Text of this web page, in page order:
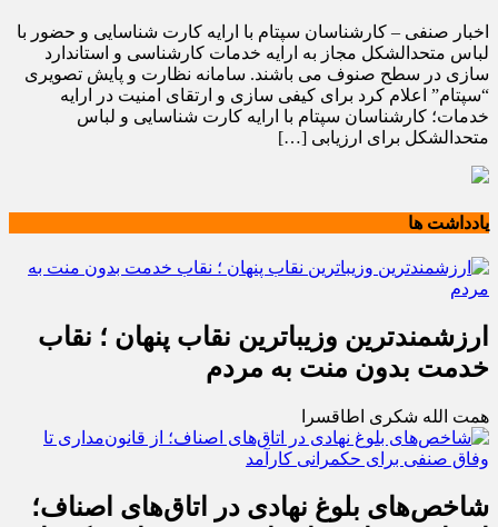
اخبار صنفی – کارشناسان سپتام با ارایه کارت شناسایی و حضور با
لباس متحدالشکل مجاز به ارایه خدمات کارشناسی و استاندارد
سازی در سطح صنوف می باشند. سامانه نظارت و پایش تصویری
“سپتام” اعلام کرد برای کیفی سازی و ارتقای امنیت در ارایه
خدمات؛ کارشناسان سپتام با ارایه کارت شناسایی و لباس
متحدالشکل برای ارزیابی […]
یادداشت ها
ارزشمندترین وزیباترین نقاب پنهان ؛ نقاب
خدمت بدون منت به مردم
همت الله شکری اطاقسرا
شاخص‌های بلوغ نهادی در اتاق‌های اصناف؛